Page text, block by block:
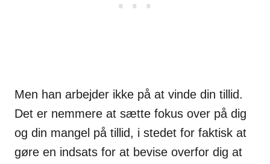
Men han arbejder ikke på at vinde din tillid.
Det er nemmere at sætte fokus over på dig
og din mangel på tillid, i stedet for faktisk at
gøre en indsats for at bevise overfor dig at